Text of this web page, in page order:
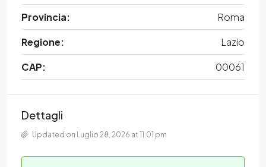
Provincia:
Roma
Regione:
Lazio
CAP:
00061
Dettagli
Updated on Luglio 28, 2026 at 11:01 pm